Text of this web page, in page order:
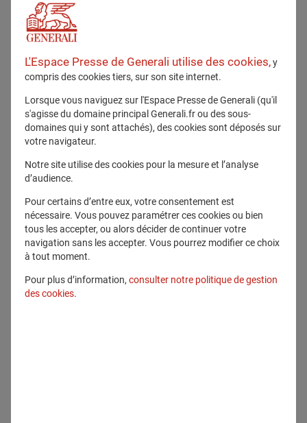
2026
En savoir plus
L'Espace Presse de Generali utilise des cookies,y
compris des cookies tiers, sur son site internet.
Lorsque vous naviguez sur l'Espace Presse de Generali (qu'il
s'agisse du domaine principal Generali.fr ou des sous-
domaines qui y sont attachés), des cookies sont déposés sur
votre navigateur.
Notre site utilise des cookies pour la mesure et l’analyse
d’audience.
Pour certains d’entre eux, votre consentement est
nécessaire. Vous pouvez paramétrer ces cookies ou bien
tous les accepter, ou alors décider de continuer votre
navigation sans les accepter. Vous pourrez modifier ce choix
à tout moment.
Pour plus d’information, consulter notre politique de gestion
des cookies.